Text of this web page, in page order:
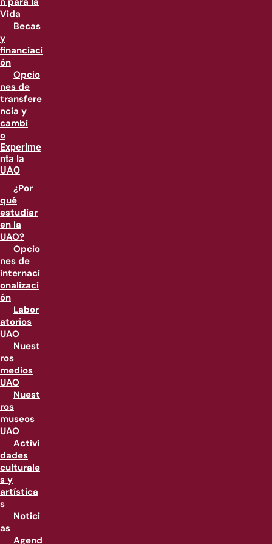
Vida
Becas
y
financiaci
ón
Opcio
nes de
transfere
ncia y
cambi
o
Experime
nta la
UAO
¿Por
qué
estudiar
en la
UAO?
Opcio
nes de
internaci
onalizaci
ón
Labor
atorios
UAO
Nuest
ros
medios
UAO
Nuest
ros
museos
UAO
Activi
dades
culturale
s y
artística
s
Notici
as
Agend